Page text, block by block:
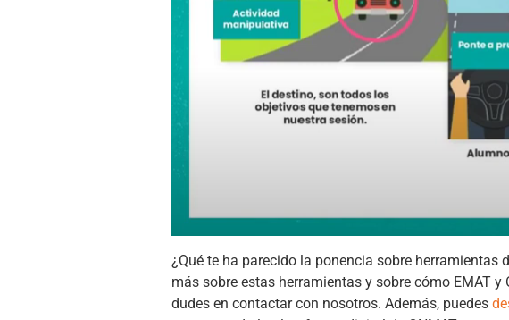
¿Qué te ha parecido la ponencia sobre
más sobre estas herramientas y sobre cómo EMAT y
dudes en contactar con nosotros. Además, puedes